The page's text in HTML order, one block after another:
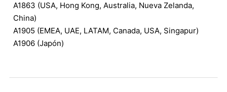
A1863 (USA, Hong Kong, Australia, Nueva Zelanda,
China)
A1905 (EMEA, UAE, LATAM, Canada, USA, Singapur)
A1906 (Japón)